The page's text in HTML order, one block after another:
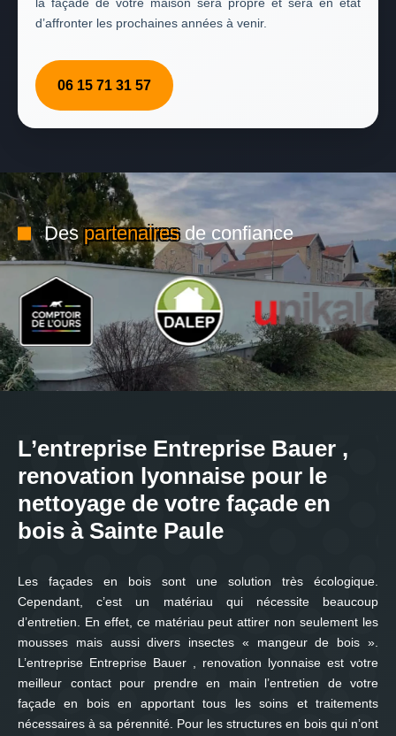
d’affronter les prochaines années à venir.
06 15 71 31 57
Despartenairesde confiance
L’entreprise Entreprise Bauer ,
renovation lyonnaise pour le
nettoyage de votre façade en
bois à Sainte Paule
Les façades en bois sont une solution très écologique.
Cependant, c’est un matériau qui nécessite beaucoup
d’entretien. En effet, ce matériau peut attirer non seulement les
mousses mais aussi divers insectes « mangeur de bois ».
L’entreprise Entreprise Bauer , renovation lyonnaise est votre
meilleur contact pour prendre en main l’entretien de votre
façade en bois en apportant tous les soins et traitements
nécessaires à sa pérennité. Pour les structures en bois qui n’ont